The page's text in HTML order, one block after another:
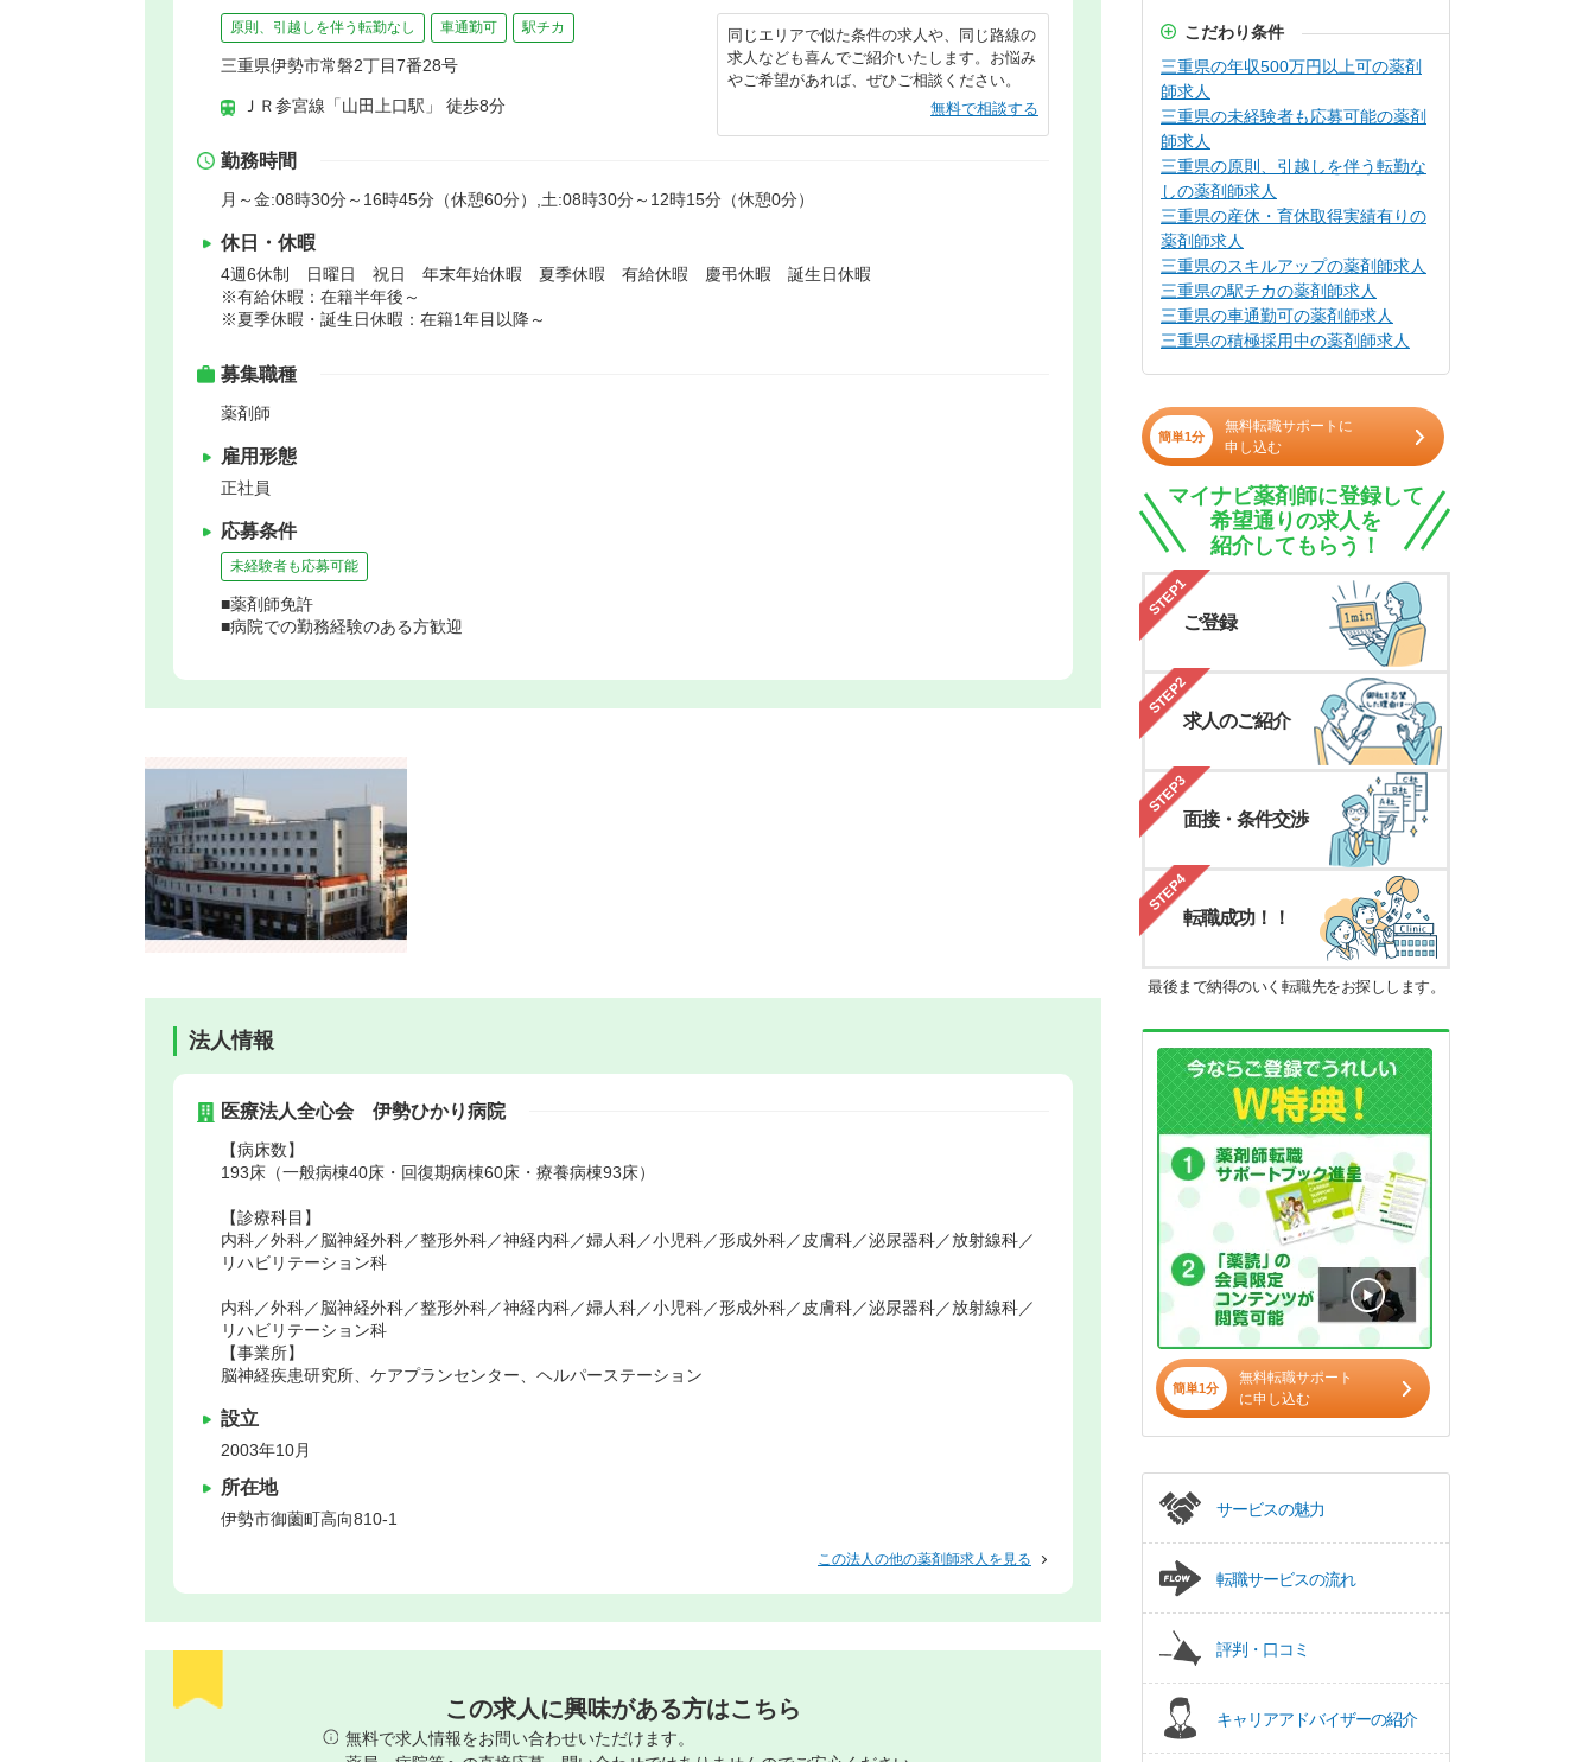
原則、引越しを伴う転勤なし 車通勤可 駅チカ
三重県伊勢市常磐2丁目7番28号
ＪＲ参宮線「山田上口駅」 徒歩8分
同じエリアで似た条件の求人や、同じ路線の
求人なども喜んでご紹介いたします。お悩み
やご希望があれば、ぜひご相談ください。
無料で相談する
勤務時間
月～金:08時30分～16時45分（休憩60分）,土:08時30分～12時15分（休憩0分）
休日・休暇
4週6休制 日曜日 祝日 年末年始休暇 夏季休暇 有給休暇 慶弔休暇 誕生日休暇
※有給休暇：在籍半年後～
※夏季休暇・誕生日休暇：在籍1年目以降～
募集職種
薬剤師
雇用形態
正社員
応募条件
未経験者も応募可能
■薬剤師免許
■病院での勤務経験のある方歓迎
法人情報
医療法人全心会 伊勢ひかり病院
【病床数】
193床（一般病棟40床・回復期病棟60床・療養病棟93床）
【診療科目】
内科／外科／脳神経外科／整形外科／神経内科／婦人科／小児科／形成外科／皮膚科／泌尿器科／放射線科／
リハビリテーション科
内科／外科／脳神経外科／整形外科／神経内科／婦人科／小児科／形成外科／皮膚科／泌尿器科／放射線科／
リハビリテーション科
【事業所】
脳神経疾患研究所、ケアプランセンター、ヘルパーステーション
設立
2003年10月
所在地
伊勢市御薗町高向810-1
この法人の他の薬剤師求人を見る
この求人に興味がある方はこちら
無料で求人情報をお問い合わせいただけます。
こだわり条件
三重県の年収500万円以上可の薬剤
師求人
三重県の未経験者も応募可能の薬剤
師求人
三重県の原則、引越しを伴う転勤な
しの薬剤師求人
三重県の産休・育休取得実績有りの
薬剤師求人
三重県のスキルアップの薬剤師求人
三重県の駅チカの薬剤師求人
三重県の車通勤可の薬剤師求人
三重県の積極採用中の薬剤師求人
簡単1分
無料転職サポートに
申し込む
マイナビ薬剤師に登録して
希望通りの求人を
紹介してもらう！
STEP1
ご登録
STEP2
求人のご紹介
STEP3
面接・条件交渉
STEP4
転職成功！！
最後まで納得のいく転職先をお探しします。
簡単1分
無料転職サポート
に申し込む
サービスの魅力
転職サービスの流れ
評判・口コミ
キャリアアドバイザーの紹介